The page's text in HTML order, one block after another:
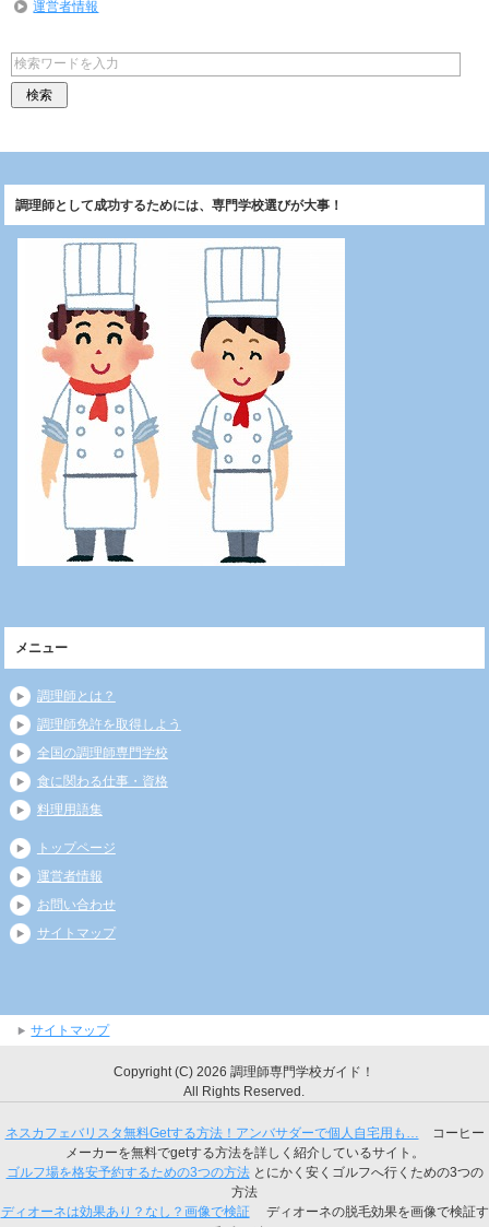
運営者情報
調理師として成功するためには、専門学校選びが大事！
メニュー
調理師とは？
調理師免許を取得しよう
全国の調理師専門学校
食に関わる仕事・資格
料理用語集
トップページ
運営者情報
お問い合わせ
サイトマップ
サイトマップ
Copyright (C) 2026 調理師専門学校ガイド！
All Rights Reserved.
ネスカフェバリスタ無料Getする方法！アンバサダーで個人自宅用も… コーヒー
メーカーを無料でgetする方法を詳しく紹介しているサイト。
ゴルフ場を格安予約するための3つの方法とにかく安くゴルフへ行くための3つの
方法
ディオーネは効果あり？なし？画像で検証ディオーネの脱毛効果を画像で検証す